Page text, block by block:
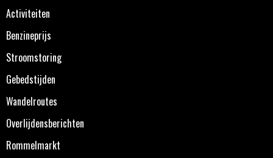
Activiteiten
Benzineprijs
Stroomstoring
Gebedstijden
Wandelroutes
Overlijdensberichten
Rommelmarkt